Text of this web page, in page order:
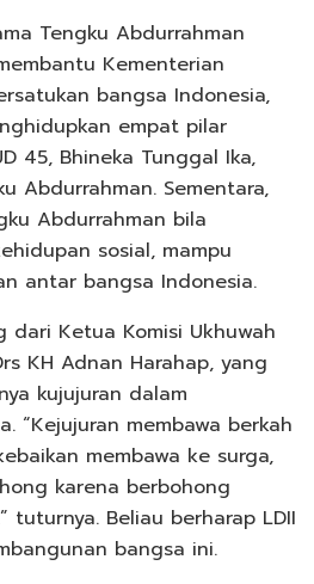
Tengku Abdurrahman
Kementerian
bangsa Indonesia,
empat pilar
45, Bhineka Tunggal Ika,
Abdurrahman. Sementara,
Abdurrahman bila
sosial, mampu
antar bangsa Indonesia.
Ketua Komisi Ukhuwah
KH Adnan Harahap, yang
kujujuran dalam
“Kejujuran membawa berkah
membawa ke surga,
karena berbohong
tuturnya. Beliau berharap LDII
bangsa ini.